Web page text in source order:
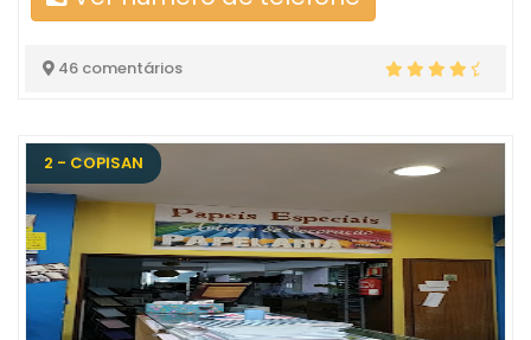
46 comentários
2 - COPISAN